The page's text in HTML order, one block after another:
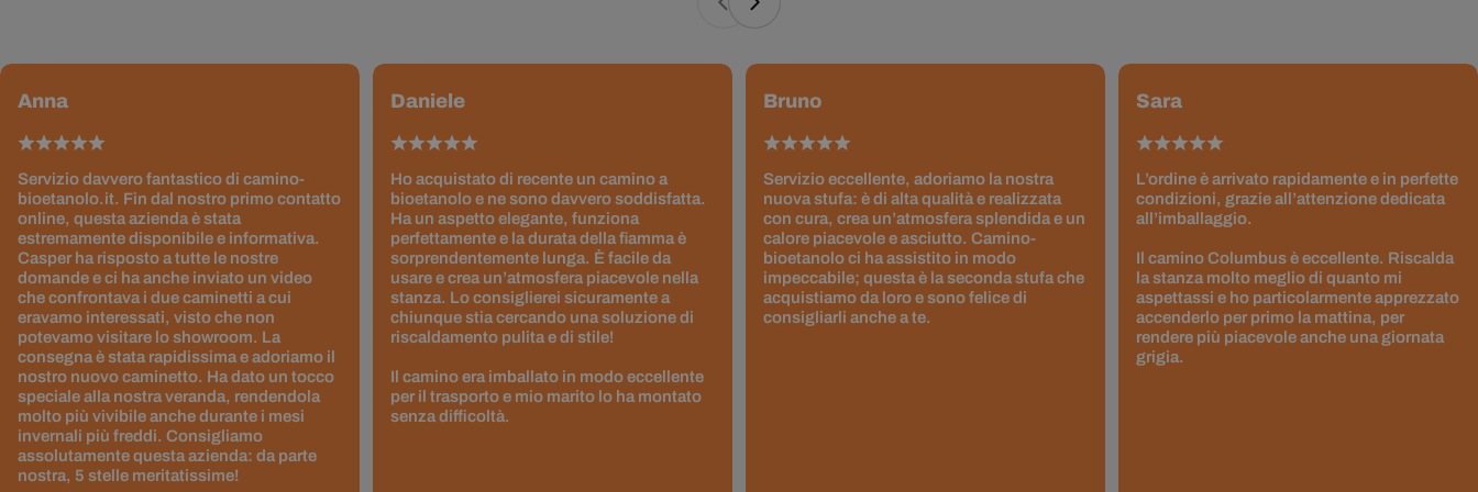
Anna
Servizio davvero fantastico di camino-
bioetanolo.it. Fin dal nostro primo contatto
online, questa azienda è stata
estremamente disponibile e informativa.
Casper ha risposto a tutte le nostre
domande e ci ha anche inviato un video
che confrontava i due caminetti a cui
eravamo interessati, visto che non
potevamo visitare lo showroom. La
consegna è stata rapidissima e adoriamo il
nostro nuovo caminetto. Ha dato un tocco
speciale alla nostra veranda, rendendola
molto più vivibile anche durante i mesi
invernali più freddi. Consigliamo
assolutamente questa azienda: da parte
nostra, 5 stelle meritatissime!
Daniele
Ho acquistato di recente un camino a
bioetanolo e ne sono davvero soddisfatta.
Ha un aspetto elegante, funziona
perfettamente e la durata della fiamma è
sorprendentemente lunga. È facile da
usare e crea un’atmosfera piacevole nella
stanza. Lo consiglierei sicuramente a
chiunque stia cercando una soluzione di
riscaldamento pulita e di stile!
Il camino era imballato in modo eccellente
per il trasporto e mio marito lo ha montato
senza difficoltà.
Bruno
Servizio eccellente, adoriamo la nostra
nuova stufa: è di alta qualità e realizzata
con cura, crea un’atmosfera splendida e un
calore piacevole e asciutto. Camino-
bioetanolo ci ha assistito in modo
impeccabile; questa è la seconda stufa che
acquistiamo da loro e sono felice di
consigliarli anche a te.
Sara
L’ordine è arrivato rapidamente e in perfette
condizioni, grazie all’attenzione dedicata
all’imballaggio.
Il camino Columbus è eccellente. Riscalda
la stanza molto meglio di quanto mi
aspettassi e ho particolarmente apprezzato
accenderlo per primo la mattina, per
rendere più piacevole anche una giornata
grigia.